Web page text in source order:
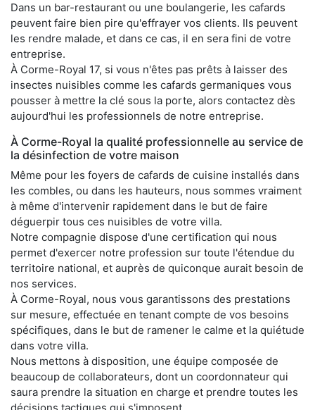
Dans un bar-restaurant ou une boulangerie, les cafards
peuvent faire bien pire qu'effrayer vos clients. Ils peuvent
les rendre malade, et dans ce cas, il en sera fini de votre
entreprise.
À Corme-Royal 17, si vous n'êtes pas prêts à laisser des
insectes nuisibles comme les cafards germaniques vous
pousser à mettre la clé sous la porte, alors contactez dès
aujourd'hui les professionnels de notre entreprise.
À Corme-Royal la qualité professionnelle au service de
la désinfection de votre maison
Même pour les foyers de cafards de cuisine installés dans
les combles, ou dans les hauteurs, nous sommes vraiment
à même d'intervenir rapidement dans le but de faire
déguerpir tous ces nuisibles de votre villa.
Notre compagnie dispose d'une certification qui nous
permet d'exercer notre profession sur toute l'étendue du
territoire national, et auprès de quiconque aurait besoin de
nos services.
À Corme-Royal, nous vous garantissons des prestations
sur mesure, effectuée en tenant compte de vos besoins
spécifiques, dans le but de ramener le calme et la quiétude
dans votre villa.
Nous mettons à disposition, une équipe composée de
beaucoup de collaborateurs, dont un coordonnateur qui
saura prendre la situation en charge et prendre toutes les